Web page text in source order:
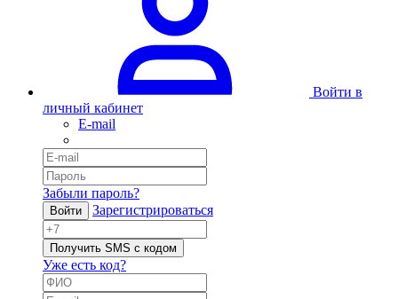
Войти в
личный кабинет
E-mail
Забыли пароль?
Войти Зарегистрироваться
Получить SMS с кодом
Уже есть код?